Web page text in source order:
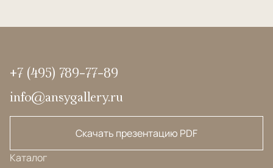
+7 (495) 789-77-89
info@ansygallery.ru
Скачать презентацию PDF
Каталог